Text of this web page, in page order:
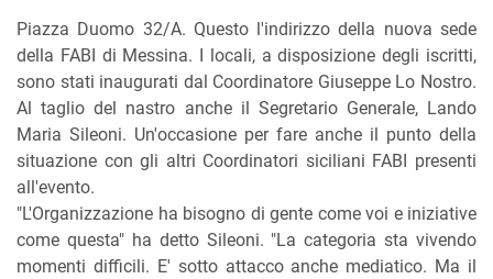
Piazza Duomo 32/A. Questo l'indirizzo della nuova sede
della FABI di Messina. I locali, a disposizione degli iscritti,
sono stati inaugurati dal Coordinatore Giuseppe Lo Nostro.
Al taglio del nastro anche il Segretario Generale, Lando
Maria Sileoni. Un'occasione per fare anche il punto della
situazione con gli altri Coordinatori siciliani FABI presenti
all'evento.
"L'Organizzazione ha bisogno di gente come voi e iniziative
come questa" ha detto Sileoni. "La categoria sta vivendo
momenti difficili. E' sotto attacco anche mediatico. Ma il